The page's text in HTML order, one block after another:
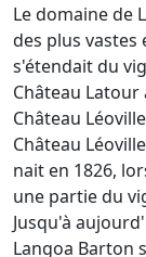
Le domaine de
des plus vastes
s'étendait du
Château Latour
Château
Château
nait en 1826,
une partie du
Jusqu'à
Langoa Barton